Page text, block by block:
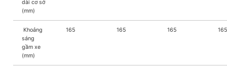
dài cơ sở
(mm)
Khoảng
sáng
gầm xe
(mm)
165 165 165